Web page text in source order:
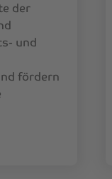
der
und
fördern